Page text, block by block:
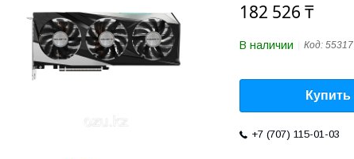
182 526 ₸
В наличии Код: 55317
Купить
+7 (707) 115-01-03